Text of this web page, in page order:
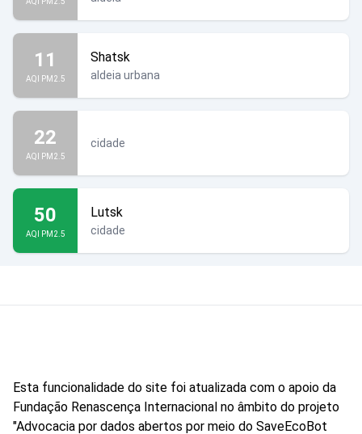
11
AQI PM2.5
Shatsk
aldeia urbana
22
AQI PM2.5
cidade
50
AQI PM2.5
Lutsk
cidade
Esta funcionalidade do site foi atualizada com o apoio da
Fundação Renascença Internacional no âmbito do projeto
"Advocacia por dados abertos por meio do SaveEcoBot